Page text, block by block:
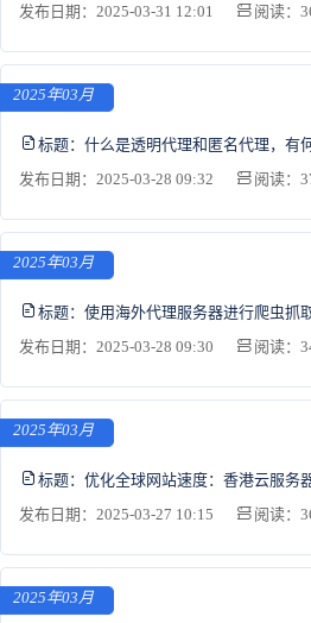
发布日期：2025-03-31 12:01
阅读：
2025年03月
标题： 什么是透明代理和匿名代理，有
发布日期：2025-03-28 09:32
阅读：
2025年03月
标题： 使用海外代理服务器进行爬虫抓
发布日期：2025-03-28 09:30
阅读：
2025年03月
标题： 优化全球网站速度：香港云服务
发布日期：2025-03-27 10:15
阅读：
2025年03月